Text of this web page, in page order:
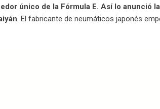
único de la Fórmula E. Así lo anunció
. El fabricante de neumáticos japonés